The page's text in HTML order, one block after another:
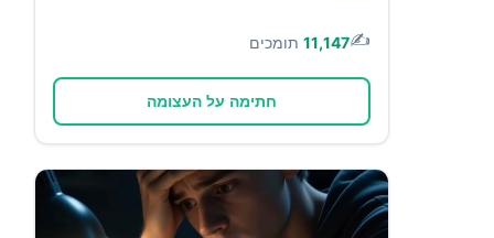
✍️
11,147 תומכים
חתימה על העצומה